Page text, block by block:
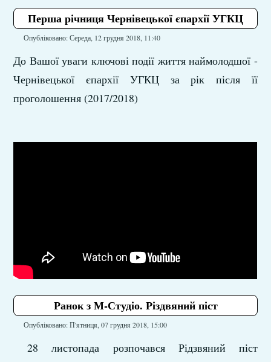
Перша річниця Чернівецької єпархії УГКЦ
Опубліковано: Середа, 12 грудня 2018, 11:40
До Вашої уваги ключові події життя наймолодшої -
Чернівецької єпархії УГКЦ за рік після її
проголошення (2017/2018)
Ранок з М-Студіо. Різдвяний піст
Опубліковано: П'ятниця, 07 грудня 2018, 15:00
28 листопада розпочався Рідзвяний піст